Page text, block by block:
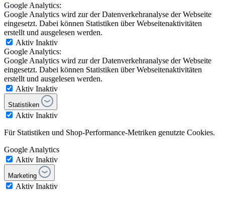
Google Analytics:
Google Analytics wird zur der Datenverkehranalyse der Webseite
eingesetzt. Dabei können Statistiken über Webseitenaktivitäten
erstellt und ausgelesen werden.
Aktiv Inaktiv
Google Analytics:
Google Analytics wird zur der Datenverkehranalyse der Webseite
eingesetzt. Dabei können Statistiken über Webseitenaktivitäten
erstellt und ausgelesen werden.
Aktiv Inaktiv
Statistiken
Aktiv Inaktiv
Für Statistiken und Shop-Performance-Metriken genutzte Cookies.
Google Analytics
Aktiv Inaktiv
Marketing
Aktiv Inaktiv